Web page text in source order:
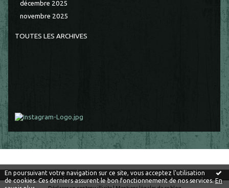
En poursuivant votre navigation sur ce site, vous acceptez l'utilisation
de cookies. Ces derniers assurent le bon fonctionnement de nos services.En
décembre 2025
novembre 2025
TOUTES LES ARCHIVES